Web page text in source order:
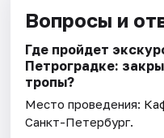
Вопросы и
Где пройдет
Петроградке:
тропы?
Место проведения:
Санкт-Петербург.